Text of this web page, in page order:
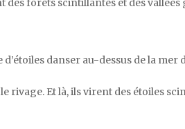
forêts scintillantes et des
danser au-dessus de la mer
rivage. Et là, ils virent des étoiles